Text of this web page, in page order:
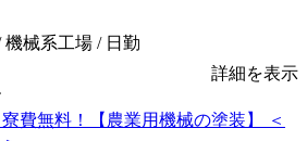
機械系工場 / 日勤
詳細を表示